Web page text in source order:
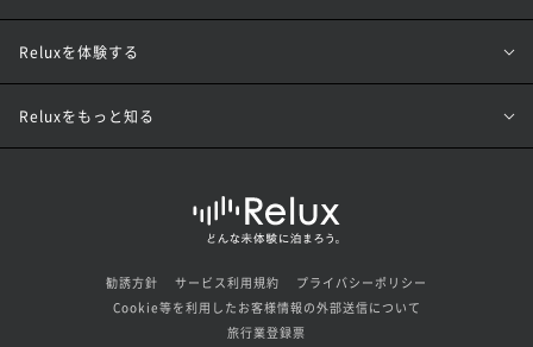
Reluxを体験する
Reluxをもっと知る
勧誘方針 サービス利用規約
プライバシーポリシー
Cookie等を利用したお客様情報の外部送信について
旅行業登録票